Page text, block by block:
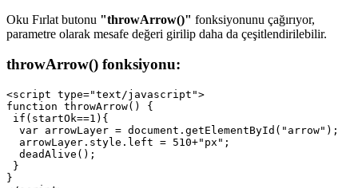
Oku Fırlat butonu "throwArrow()" fonksiyonunu çağırıyor,
parametre olarak mesafe değeri girilip daha da çeşitlendirilebilir.
throwArrow() fonksiyonu:
<script type="text/javascript">
function throwArrow() {
if(startOk==1){
  var arrowLayer = document.getElementById("arrow");
  arrowLayer.style.left = 510+"px";
  deadAlive();
}
}